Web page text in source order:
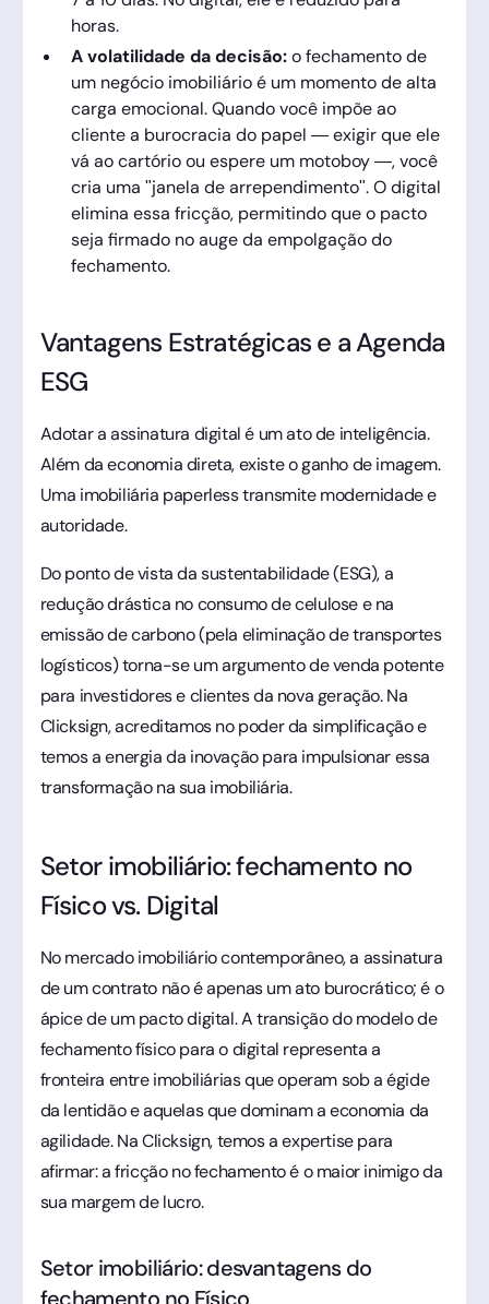
horas.
A volatilidade da decisão:o fechamento de
um negócio imobiliário é um momento de alta
carga emocional. Quando você impõe ao
cliente a burocracia do papel — exigir que ele
vá ao cartório ou espere um motoboy —, você
cria uma "janela de arrependimento". O digital
elimina essa fricção, permitindo que o pacto
seja firmado no auge da empolgação do
fechamento.
Vantagens Estratégicas e a Agenda
ESG
Adotar a assinatura digital é um ato de inteligência.
Além da economia direta, existe o ganho de imagem.
Uma imobiliária paperless transmite modernidade e
autoridade.
Do ponto de vista da sustentabilidade (ESG), a
redução drástica no consumo de celulose e na
emissão de carbono (pela eliminação de transportes
logísticos) torna-se um argumento de venda potente
para investidores e clientes da nova geração. Na
Clicksign, acreditamos no poder da simplificação e
temos a energia da inovação para impulsionar essa
transformação na sua imobiliária.
Setor imobiliário: fechamento no
Físico vs. Digital
No mercado imobiliário contemporâneo, a assinatura
de um contrato não é apenas um ato burocrático; é o
ápice de um pacto digital. A transição do modelo de
fechamento físico para o digital representa a
fronteira entre imobiliárias que operam sob a égide
da lentidão e aquelas que dominam a economia da
agilidade. Na Clicksign, temos a expertise para
afirmar: a fricção no fechamento é o maior inimigo da
sua margem de lucro.
Setor imobiliário: desvantagens do